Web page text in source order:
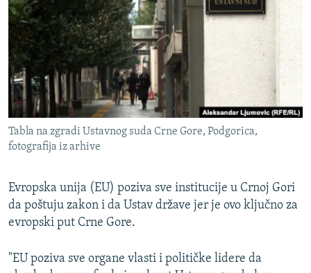
RSE PRIČE IZ SVIJETA
ISPRIČAJ MI
DNEVNO@RSE
SPECIJALI RSE
VIŠE OD NASLOVA
GENOCID U SREBRENICI
TV LIBERTY
POST SCRIPTUM
TRI DECENIJE OD RATA U BIH
PRATITE NAS
Sve RFE/RL stranice
Tabla na zgradi Ustavnog suda Crne Gore, Podgorica,
fotografija iz arhive
Evropska unija (EU) poziva sve institucije u Crnoj Gori
da poštuju zakon i da Ustav države jer je ovo ključno za
evropski put Crne Gore.
"EU poziva sve organe vlasti i političke lidere da